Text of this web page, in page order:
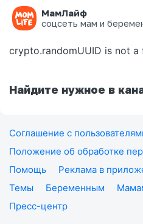
МамЛайф
соцсеть мам и
Ошибка на
crypto.randomUUID is not a
Найдите нужное в
Соглашение с
Положение об обработке
Помощь
Реклама в
Темы
Беременным
Пресс-центр